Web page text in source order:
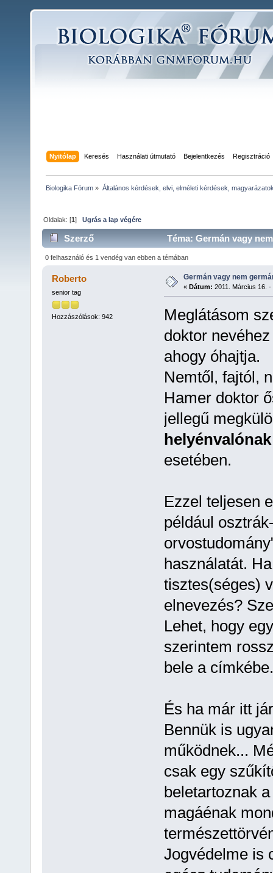
Nyitólap Keresés Használati útmutató Bejelentkezés Regisztráció
Biologika Fórum » Általános kérdések, elvi, elméleti kérdések,
Oldalak: [1]Ugrás a lap végére
Szerző Téma: Germán vagy
0 felhasználó és 1 vendég van ebben a témában
Roberto
senior tag
Hozzászólások: 942
Germán vagy nem
« Dátum: 2011. Március 16. -
Meglátásom
doktor
ahogy óhajtja.
Nemtől, fajtól,
Hamer doktor
jellegű
helyénvalónak
esetében.
Ezzel teljesen
például
használatát.
tisztes(séges)
elnevezés?
Lehet, hogy
szerintem
bele a címkébe.
És ha már itt
Bennük is
működnek...
csak egy
beletartoznak
magáénak
Jogvédelme is